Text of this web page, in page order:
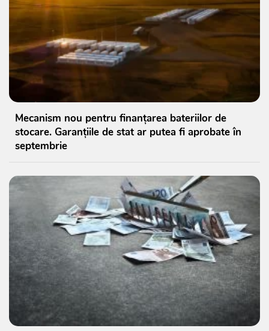
Mecanism nou pentru finanțarea bateriilor de
stocare. Garanțiile de stat ar putea fi aprobate în
septembrie